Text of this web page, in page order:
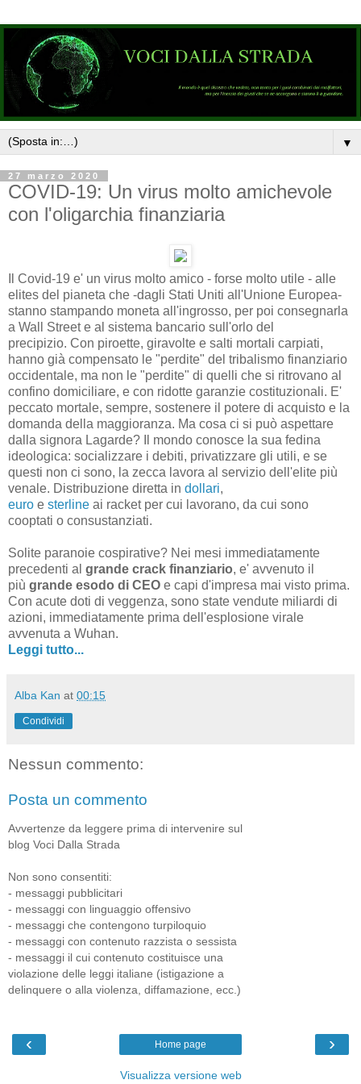
▼
27 marzo 2020
COVID-19: Un virus molto amichevole
con l'oligarchia finanziaria
Il Covid-19 e' un virus molto amico - forse molto utile - alle
elites del pianeta che -dagli Stati Uniti all'Unione Europea-
stanno stampando moneta all'ingrosso, per poi consegnarla
a Wall Street e al sistema bancario sull'orlo del
precipizio. Con piroette, giravolte e salti mortali carpiati,
hanno già compensato le "perdite" del tribalismo finanziario
occidentale, ma non le "perdite" di quelli che si ritrovano al
confino domiciliare, e con ridotte garanzie costituzionali. E'
peccato mortale, sempre, sostenere il potere di acquisto e la
domanda della maggioranza. Ma cosa ci si può aspettare
dalla signora Lagarde? Il mondo conosce la sua fedina
ideologica: socializzare i debiti, privatizzare gli utili, e se
questi non ci sono, la zecca lavora al servizio dell'elite più
venale. Distribuzione diretta in dollari,
euro e sterline ai racket per cui lavorano, da cui sono
cooptati o consustanziati.
Solite paranoie cospirative? Nei mesi immediatamente
precedenti al grande crack finanziario, e' avvenuto il
più grande esodo di CEO e capi d'impresa mai visto prima.
Con acute doti di veggenza, sono state vendute miliardi di
azioni, immediatamente prima dell'esplosione virale
avvenuta a Wuhan.
Leggi tutto...
Alba Kan at 00:15
Condividi
Nessun commento:
Posta un commento
Avvertenze da leggere prima di intervenire sul
blog Voci Dalla Strada
Non sono consentiti:
- messaggi pubblicitari
- messaggi con linguaggio offensivo
- messaggi che contengono turpiloquio
- messaggi con contenuto razzista o sessista
- messaggi il cui contenuto costituisce una
violazione delle leggi italiane (istigazione a
delinquere o alla violenza, diffamazione, ecc.)
‹ ›
Home page
Visualizza versione web